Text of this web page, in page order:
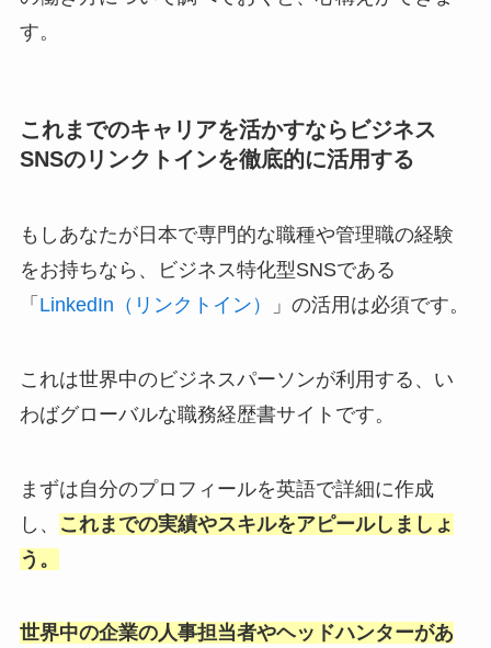
す。
これまでのキャリアを活かすならビジネス
SNSのリンクトインを徹底的に活用する
もしあなたが日本で専門的な職種や管理職の経験
をお持ちなら、ビジネス特化型SNSである
「 LinkedIn（リンクトイン） 」の活用は必須です。
これは世界中のビジネスパーソンが利用する、い
わばグローバルな職務経歴書サイトです。
まずは自分のプロフィールを英語で詳細に作成
し、
これまでの実績やスキルをアピールしましょ
う。
世界中の企業の人事担当者やヘッドハンターがあ